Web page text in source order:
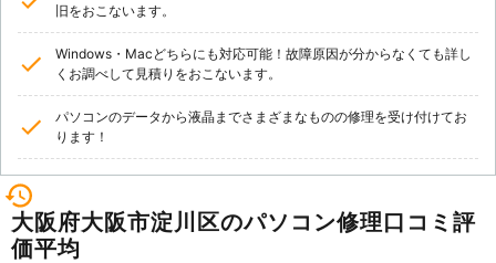
旧をおこないます。
Windows・Macどちらにも対応可能！故障原因が分からなくても詳し
くお調べして見積りをおこないます。
パソコンのデータから液晶までさまざまなものの修理を受け付けてお
ります！
大阪府大阪市淀川区のパソコン修理口コミ評
価平均